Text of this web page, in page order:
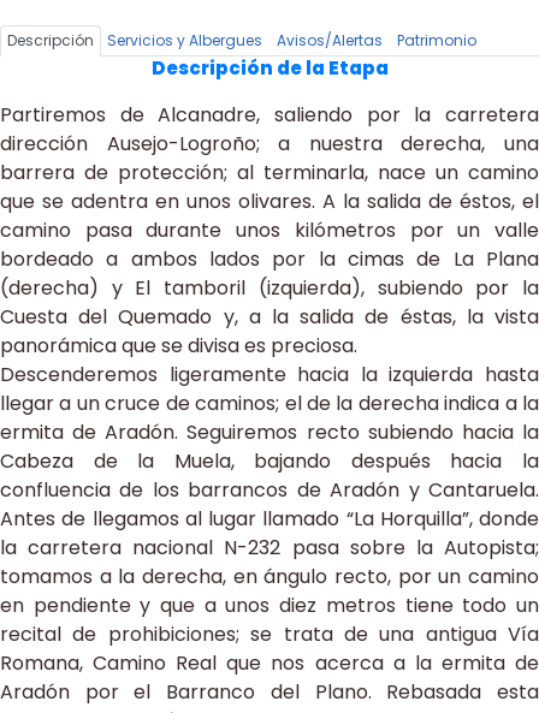
Descripción Servicios y Albergues Avisos/Alertas Patrimonio
Descripción de la Etapa
Partiremos de Alcanadre, saliendo por la carretera
dirección Ausejo-Logroño; a nuestra derecha, una
barrera de protección; al terminarla, nace un camino
que se adentra en unos olivares. A la salida de éstos, el
camino pasa durante unos kilómetros por un valle
bordeado a ambos lados por la cimas de La Plana
(derecha) y El tamboril (izquierda), subiendo por la
Cuesta del Quemado y, a la salida de éstas, la vista
panorámica que se divisa es preciosa.
Descenderemos ligeramente hacia la izquierda hasta
llegar a un cruce de caminos; el de la derecha indica a la
ermita de Aradón. Seguiremos recto subiendo hacia la
Cabeza de la Muela, bajando después hacia la
confluencia de los barrancos de Aradón y Cantaruela.
Antes de llegamos al lugar llamado “La Horquilla”, donde
la carretera nacional N-232 pasa sobre la Autopista;
tomamos a la derecha, en ángulo recto, por un camino
en pendiente y que a unos diez metros tiene todo un
recital de prohibiciones; se trata de una antigua Vía
Romana, Camino Real que nos acerca a la ermita de
Aradón por el Barranco del Plano. Rebasada esta